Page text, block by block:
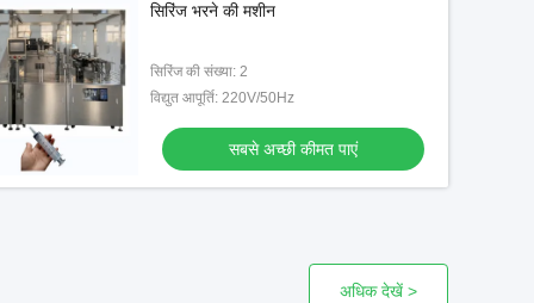
सिरिंज भरने की मशीन
सिरिंज की संख्या: 2
विद्युत आपूर्ति: 220V/50Hz
सबसे अच्छी कीमत पाएं
अधिक देखें >